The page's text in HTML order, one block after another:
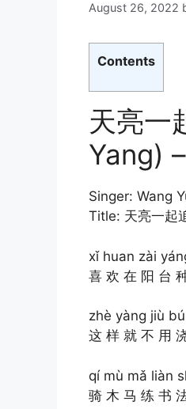
August 26, 2022
Contents
天亮一
Yang)
Singer: Wang
Title: 天亮一起
xǐ huan zài
喜 欢 在 阳 台
zhè yàng jiù
这 样 就 不 用
qí mù mǎ liàn
骑 木 马 练 书